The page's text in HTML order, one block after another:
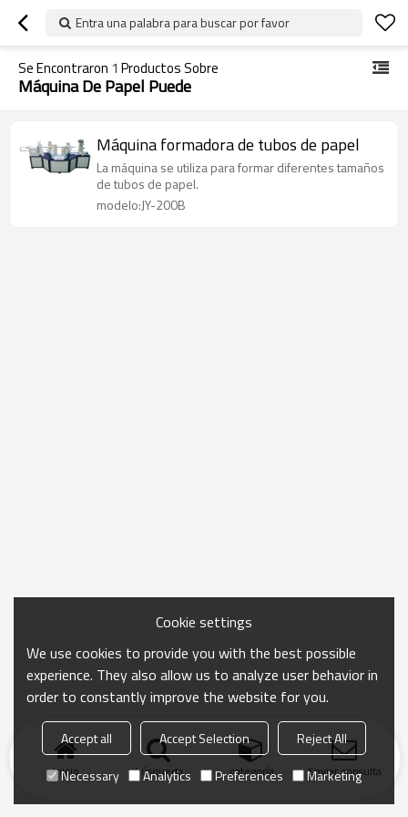
Entra una palabra para buscar por favor
Se Encontraron 1 Productos Sobre
Máquina De Papel Puede
Máquina formadora de tubos de papel
La máquina se utiliza para formar diferentes tamaños
de tubos de papel.
modelo:JY-200B
Inicio búsqueda categoría Enviar consulta
Cookie settings
We use cookies to provide you with the best possible
experience. They also allow us to analyze user behavior in
order to constantly improve the website for you.
Accept all Accept Selection
Reject All
Necessary
Analytics Preferences Marketing